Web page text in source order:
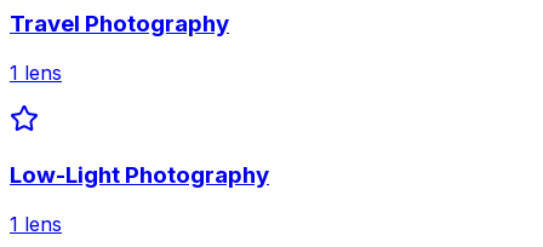
Travel Photography
1 lens
Low-Light Photography
1 lens